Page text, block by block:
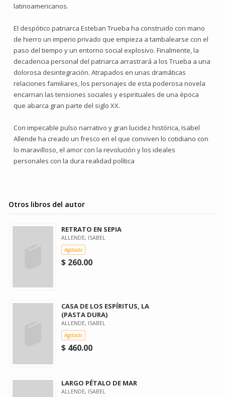
latinoamericanos.
El despótico patriarca Esteban Trueba ha construido con mano
de hierro un imperio privado que empieza a tambalearse con el
paso del tiempo y un entorno social explosivo. Finalmente, la
decadencia personal del patriarca arrastrará a los Trueba a una
dolorosa desintegración. Atrapados en unas dramáticas
relaciones familiares, los personajes de esta poderosa novela
encarnan las tensiones sociales y espirituales de una época
que abarca gran parte del siglo XX.
Con impecable pulso narrativo y gran lucidez histórica, Isabel
Allende ha creado un fresco en el que conviven lo cotidiano con
lo maravilloso, el amor con la revolución y los ideales
personales con la dura realidad política
Otros libros del autor
RETRATO EN SEPIA
ALLENDE, ISABEL
Agotado
$ 260.00
CASA DE LOS ESPÍRITUS, LA
(PASTA DURA)
ALLENDE, ISABEL
Agotado
$ 460.00
LARGO PÉTALO DE MAR
ALLENDE, ISABEL